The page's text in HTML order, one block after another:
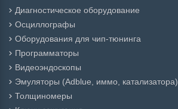
Диагностическое оборудование
Осциллографы
Оборудования для чип-тюнинга
Программаторы
Видеоэндоскопы
Эмуляторы (Adblue, иммо, катализатора)
Толщиномеры